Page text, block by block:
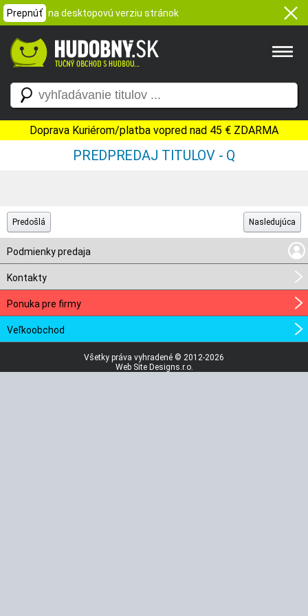
Prepnúť na desktopovú verziu stránok
Doprava Kuriérom/platba vopred nad 45 € ZDARMA
PREDPREDAJ TITULOV - Q
Predošlá Nasledujúca
Podmienky predaja
Kontakty
Ponuka pre firmy
Veľkoobchod
Všetky práva vyhradené © 2012-2026
Web Site Designs.r.o.